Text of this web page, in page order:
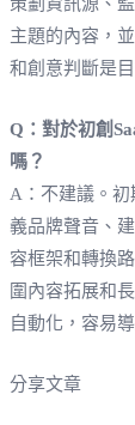
策劃資訊源、
主題的內容，
和創意判斷是
Q：對於初創
嗎？
A：不建議。初
義品牌聲音、
容框架和轉換
圍內容拓展和
自動化，容易
分享文章